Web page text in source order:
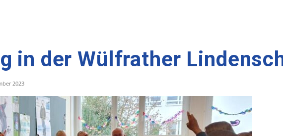
in der Wülfrather
2023